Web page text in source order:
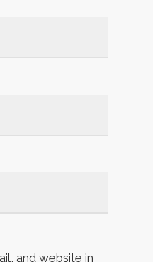
and website in